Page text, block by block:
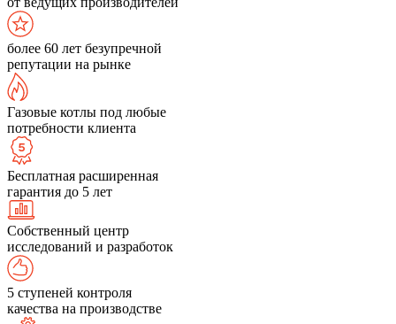
более 60 лет безупречной
репутации на рынке
Газовые котлы под любые
потребности клиента
Бесплатная расширенная
гарантия до 5 лет
Собственный центр
исследований и разработок
5 ступеней контроля
качества на производстве